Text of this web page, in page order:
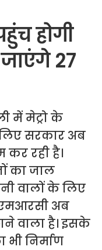
होगी
27
में मेट्रो के
सरकार अब
रही है।
का जाल
वालों के लिए
अब
वाला है। इसके
भी निर्माण